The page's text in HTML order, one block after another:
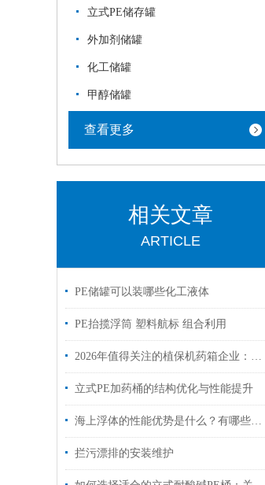
立式PE储存罐
外加剂储罐
化工储罐
甲醇储罐
查看更多
相关文章
ARTICLE
PE储罐可以装哪些化工液体
PE抬揽浮筒 塑料航标 组合利用
2026年值得关注的植保机药箱企业：技术强、信用好、可定制的厂家在这里
立式PE加药桶的结构优化与性能提升
海上浮体的性能优势是什么？有哪些作用？
拦污漂排的安装维护